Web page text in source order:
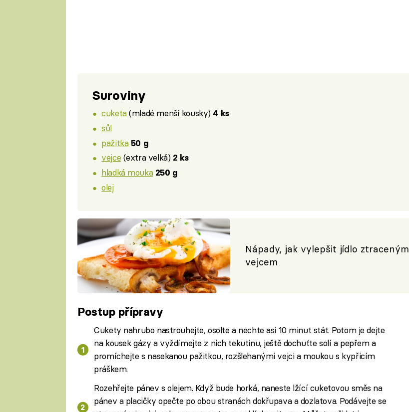
Suroviny
cuketa(mladé menší kousky) 4 ks
sůl
pažitka 50 g
vejce (extra velká) 2 ks
hladká mouka 250 g
olej
Nápady, jak vylepšit jídlo ztraceným
vejcem
Postup přípravy
Cukety nahrubo nastrouhejte, osolte a nechte asi 10 minut stát. Potom je dejte
na kousek gázy a vyždímejte z nich tekutinu, ještě dochuťte solí a pepřem a
promíchejte s nasekanou pažitkou, rozšlehanými vejci a moukou s kypřicím
práškem.
Rozehřejte pánev s olejem. Když bude horká, naneste lžící cuketovou směs na
pánev a placičky opečte po obou stranách dokřupava a dozlatova. Podávejte se